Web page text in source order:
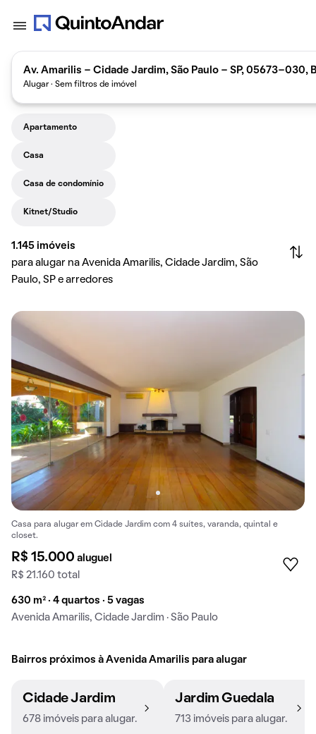
Av. Amarilis - Cidade Jardim, São Paulo - SP, 05673-030,
Alugar · Sem filtros de imóvel
Apartamento
Casa
Casa de condomínio
Kitnet/Studio
1.145 imóveis
para alugar na Avenida Amarilis, Cidade Jardim, São
Paulo, SP e arredores
Casa para alugar em Cidade Jardim com 4 suítes, varanda, quintal e
closet.
R$ 15.000aluguel
R$ 21.160 total
630 m² · 4 quartos · 5 vagas
Avenida Amarilis, Cidade Jardim · São Paulo
Bairros próximos à Avenida Amarilis para alugar
Cidade Jardim
678 imóveis para alugar.
Jardim Guedala
713 imóveis para alugar.